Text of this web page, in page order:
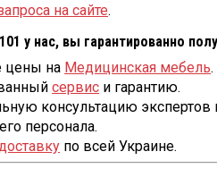
на сайте.
у нас, вы гарантированно
цены на Медицинская мебель.
сервис и гарантию.
консультацию экспертов
персонала.
по всей Украине.